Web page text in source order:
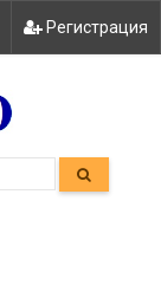
Регистрация